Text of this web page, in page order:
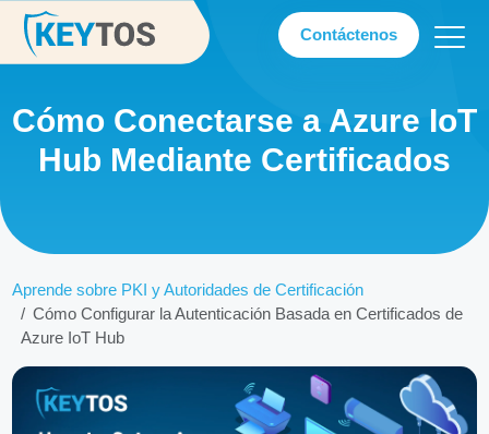
Contáctenos
Cómo Conectarse a Azure IoT
Hub Mediante Certificados
Aprende sobre PKI y Autoridades de Certificación
Cómo Configurar la Autenticación Basada en Certificados de
Azure IoT Hub